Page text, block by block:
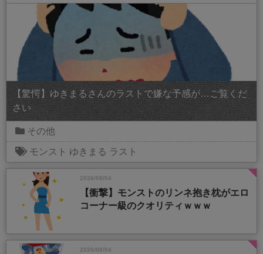
【驚愕】ゆきまるさんのラストで嫌な予感が…ご覧くだ
さい
その他
モンスト ゆきまる ラスト
2026/08/04
【衝撃】モンストのリンネ抱き枕がエロ
コーナー級のクオリティｗｗｗ
2026/08/04